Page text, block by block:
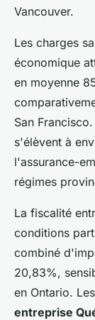
Vancouver.
Les charges
économique
en moyenne
San
s'élèvent à
l'assurance-
régimes
La fiscalité
conditions
combiné
20,83%,
en Ontario. Les
entreprise